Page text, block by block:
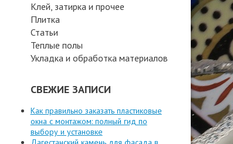
Клей, затирка и прочее
Плитка
Статьи
Теплые полы
Укладка и обработка материалов
СВЕЖИЕ ЗАПИСИ
Как правильно заказать пластиковые
окна с монтажом: полный гид по
выбору и установке